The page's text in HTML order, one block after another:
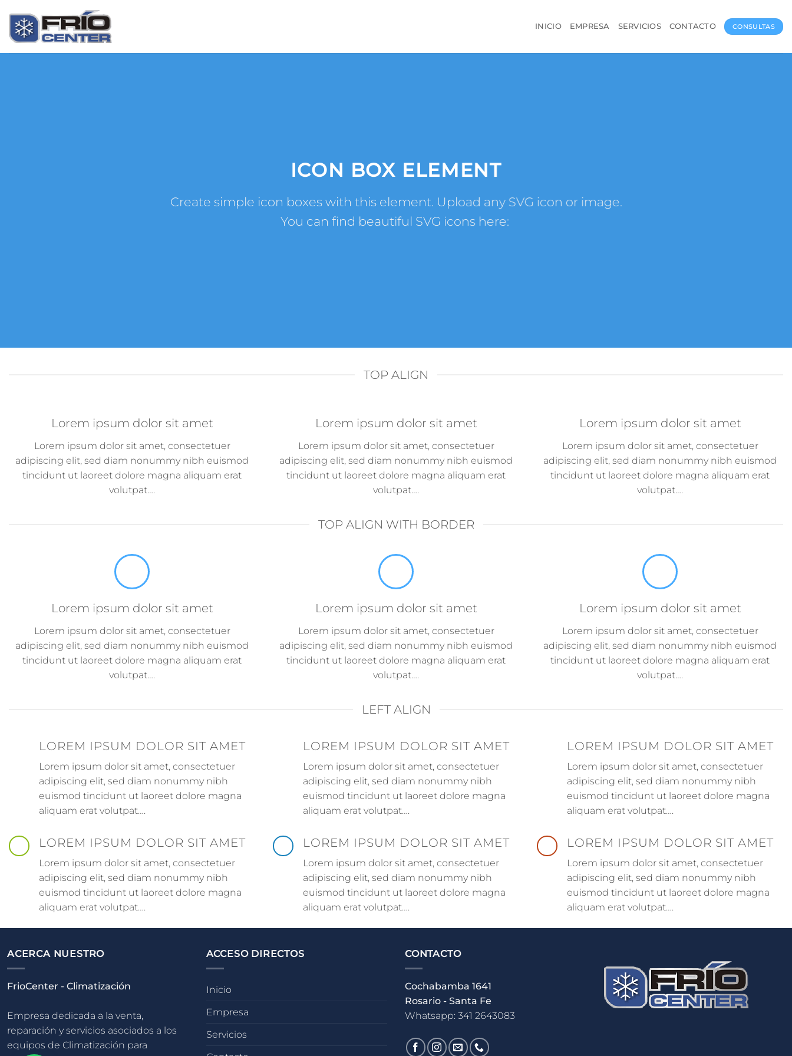
contenido
INICIO EMPRESA SERVICIOS CONTACTO CONSULTAS
ICON BOX ELEMENT
Create simple icon boxes with this element. Upload any SVG icon or image.
You can find beautiful SVG icons here:
TOP ALIGN
Lorem ipsum dolor sit amet
Lorem ipsum dolor sit amet, consectetuer
adipiscing elit, sed diam nonummy nibh euismod
tincidunt ut laoreet dolore magna aliquam erat
volutpat….
Lorem ipsum dolor sit amet
Lorem ipsum dolor sit amet, consectetuer
adipiscing elit, sed diam nonummy nibh euismod
tincidunt ut laoreet dolore magna aliquam erat
volutpat….
Lorem ipsum dolor sit amet
Lorem ipsum dolor sit amet, consectetuer
adipiscing elit, sed diam nonummy nibh euismod
tincidunt ut laoreet dolore magna aliquam erat
volutpat….
TOP ALIGN WITH BORDER
Lorem ipsum dolor sit amet
Lorem ipsum dolor sit amet, consectetuer
adipiscing elit, sed diam nonummy nibh euismod
tincidunt ut laoreet dolore magna aliquam erat
volutpat….
Lorem ipsum dolor sit amet
Lorem ipsum dolor sit amet, consectetuer
adipiscing elit, sed diam nonummy nibh euismod
tincidunt ut laoreet dolore magna aliquam erat
volutpat….
Lorem ipsum dolor sit amet
Lorem ipsum dolor sit amet, consectetuer
adipiscing elit, sed diam nonummy nibh euismod
tincidunt ut laoreet dolore magna aliquam erat
volutpat….
LEFT ALIGN
LOREM IPSUM DOLOR SIT AMET
Lorem ipsum dolor sit amet, consectetuer
adipiscing elit, sed diam nonummy nibh
euismod tincidunt ut laoreet dolore magna
aliquam erat volutpat….
LOREM IPSUM DOLOR SIT AMET
Lorem ipsum dolor sit amet, consectetuer
adipiscing elit, sed diam nonummy nibh
euismod tincidunt ut laoreet dolore magna
aliquam erat volutpat….
LOREM IPSUM DOLOR SIT AMET
Lorem ipsum dolor sit amet, consectetuer
adipiscing elit, sed diam nonummy nibh
euismod tincidunt ut laoreet dolore magna
aliquam erat volutpat….
LOREM IPSUM DOLOR SIT AMET
Lorem ipsum dolor sit amet, consectetuer
adipiscing elit, sed diam nonummy nibh
euismod tincidunt ut laoreet dolore magna
aliquam erat volutpat….
LOREM IPSUM DOLOR SIT AMET
Lorem ipsum dolor sit amet, consectetuer
adipiscing elit, sed diam nonummy nibh
euismod tincidunt ut laoreet dolore magna
aliquam erat volutpat….
LOREM IPSUM DOLOR SIT AMET
Lorem ipsum dolor sit amet, consectetuer
adipiscing elit, sed diam nonummy nibh
euismod tincidunt ut laoreet dolore magna
aliquam erat volutpat….
ACERCA NUESTRO
FrioCenter - Climatización
Empresa dedicada a la venta,
reparación y servicios asociados a los
equipos de Climatización para
ACCESO DIRECTOS
Inicio
Empresa
Servicios
CONTACTO
Cochabamba 1641
Rosario - Santa Fe
Whatsapp: 341 2643083